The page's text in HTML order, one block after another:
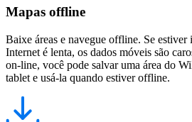
Mapas offline
Baixe áreas e navegue offline. Se estiver
Internet é lenta, os dados móveis são
on-line, você pode salvar uma área do
tablet e usá-la quando estiver offline.